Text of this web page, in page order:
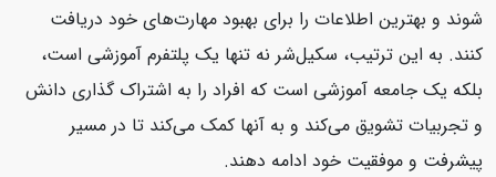
شوند و بهترین اطلاعات را برای بهبود مهارت‌های خود دریافت
کنند. به این ترتیب، سکیل‌شر نه تنها یک پلتفرم آموزشی است،
بلکه یک جامعه آموزشی است که افراد را به اشتراک گذاری دانش
و تجربیات تشویق می‌کند و به آنها کمک می‌کند تا در مسیر
پیشرفت و موفقیت خود ادامه دهند.